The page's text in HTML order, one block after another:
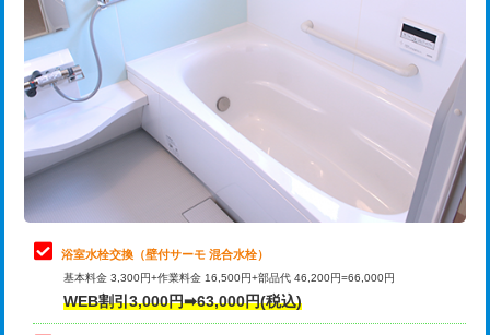
追加トーラー機使用/3m超え
カメラ調査 33,000円
桝清掃 8,800円
止水・漏水調査・防水処理・清掃・修
理・調整・分解・加工など（軽作業）
止水・漏水調査・防水処理・清掃・修
理・調整・分解・加工など（中作業）
22,000円
止水・漏水調査・防水処理・清掃・修
理・調整・分解・加工など（重作業）
33,000円
浴室水栓交換（壁付サーモ 混合水栓）
基本料金 3,300円+作業料金 16,500円+部品代 46,200円=66,000円
WEB割引3,000円➡63,000円(税込)